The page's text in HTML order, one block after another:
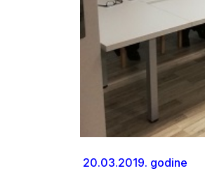
20.03.2019. godine